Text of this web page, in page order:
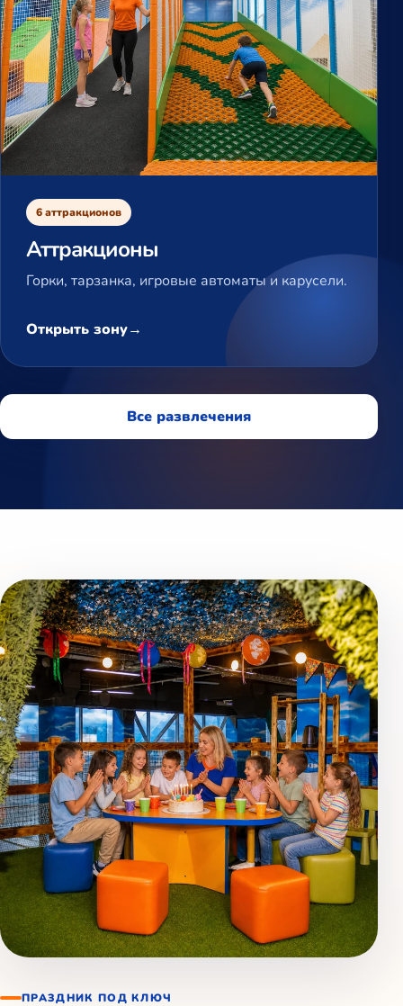
6 аттракционов
Аттракционы
Горки, тарзанка, игровые автоматы и карусели.
Открыть зону
Все развлечения
ПРАЗДНИК ПОД КЛЮЧ